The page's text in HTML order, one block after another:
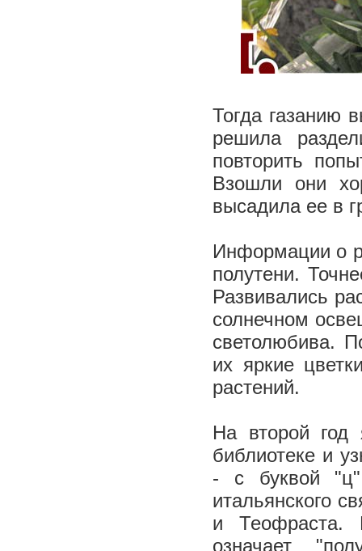
Тогда газанию
решила
повторить
Взошли они
высадила ее в
Информации о
полутени.
Развивались
солнечном
светолюбива.
их яркие
растений.
На второй
библиотеке и
- с буквой
итальянского
и Теофраста.
означает